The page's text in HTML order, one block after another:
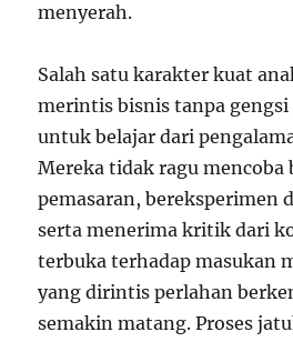
menyerah.
Salah satu karakter kuat
merintis bisnis tanpa
untuk belajar dari
Mereka tidak ragu mencoba
pemasaran, bereksperimen
serta menerima kritik dari
terbuka terhadap masukan
yang dirintis perlahan
semakin matang. Proses